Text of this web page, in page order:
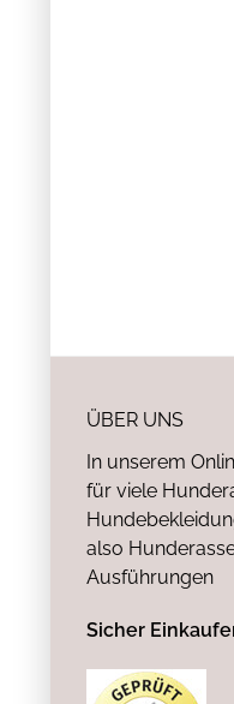
ÜBER UNS
In unserem
für viele
also
Ausführungen
Sicher